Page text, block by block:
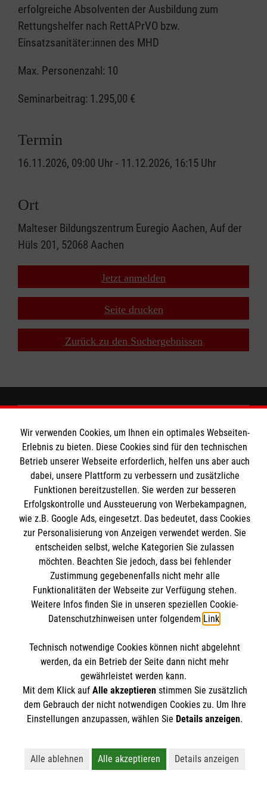
erfolgreiche Absolventen der Ausbildung zum
Rettungshelfer nach RettAPrVO bzw.
Einsatzsanitäter:innen des MHD
Max. Personenzahl: 10
Seminarbeitrag: 1.295,00 €
Termin
16.11.2026, 09:00 Uhr - 11.12.2026, 16:15 Uhr
Ort
Malteser Bildungszentrum Euregio Aachen, Auf der
Hüls 201, 52068 Aachen
Jetzt anmelden
Seite drucken
Zurück zu den Suchergebnissen
MBZ Euregio
Kurse für Ärzte
Kurse für Rettungsdienstler
Internationale Kurskonzepte
Informationen
Kontakt
Impressum
Datenschutz
AGB
Malteser online
Malteserorden
Malteser Jugend
Mediathek
Soziale Netzwerke
Der Malteser Hilfsdienst e.V. ist als eingetragene
gemeinnützige Organisation von der Körperschaft- und
Wir verwenden Cookies, um Ihnen ein optimales Webseiten-
Erlebnis zu bieten. Diese Cookies sind für den technischen
Betrieb unserer Webseite erforderlich, helfen uns aber auch
dabei, unsere Plattform zu verbessern und zusätzliche
Funktionen bereitzustellen. Sie werden zur besseren
Erfolgskontrolle und Aussteuerung von Werbekampagnen,
wie z.B. Google Ads, eingesetzt. Das bedeutet, dass Cookies
zur Personalisierung von Anzeigen verwendet werden. Sie
entscheiden selbst, welche Kategorien Sie zulassen
möchten. Beachten Sie jedoch, dass bei fehlender
Zustimmung gegebenenfalls nicht mehr alle
Funktionalitäten der Webseite zur Verfügung stehen.
Weitere Infos finden Sie in unseren speziellen Cookie-
Datenschutzhinweisen unter folgendem Link.
Technisch notwendige Cookies können nicht abgelehnt
werden, da ein Betrieb der Seite dann nicht mehr
gewährleistet werden kann.
Mit dem Klick auf Alle akzeptierenstimmen Sie zusätzlich
dem Gebrauch der nicht notwendigen Cookies zu. Um Ihre
Einstellungen anzupassen, wählen Sie Details anzeigen.
Alle ablehnen Alle akzeptieren Details anzeigen